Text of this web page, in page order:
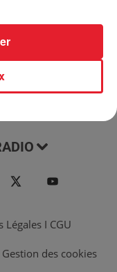
Légales I CGU
Gestion des cookies